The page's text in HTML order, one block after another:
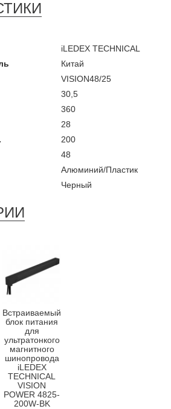
iLEDEX TECHNICAL
Китай
VISION48/25
30,5
360
28
200
48
Алюминий/Пластик
Черный
Встраиваемый
блок питания
для
ультратонкого
магнитного
шинопровода
iLEDEX
TECHNICAL
VISION
POWER 4825-
200W-BK